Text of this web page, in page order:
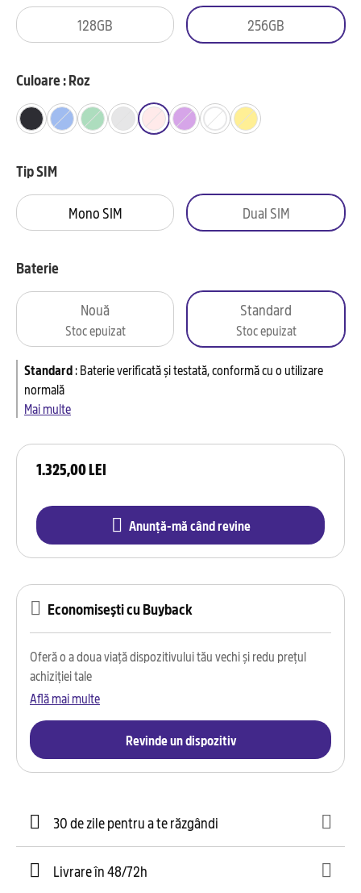
1.325,00 LEI
Anunță-mă când revine
128GB 256GB
Culoare : Roz
Tip SIM
Mono SIM Dual SIM
Baterie
Nouă
Stoc epuizat
Standard
Stoc epuizat
Standard:Baterie verificată și testată, conformă cu o utilizare
normală
Mai multe
Economisești cu Buyback
Oferă o a doua viață dispozitivului tău vechi și redu prețul
achiziției tale
Află mai multe
Revinde un dispozitiv
30 de zile pentru a te răzgândi
Livrare în 48/72h